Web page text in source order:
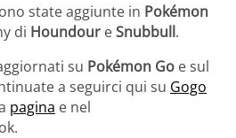
state aggiunte in Pokémon
di Houndour eSnubbull.
su Pokémon Go e sul
a seguirci qui su Gogo
pagina e nel